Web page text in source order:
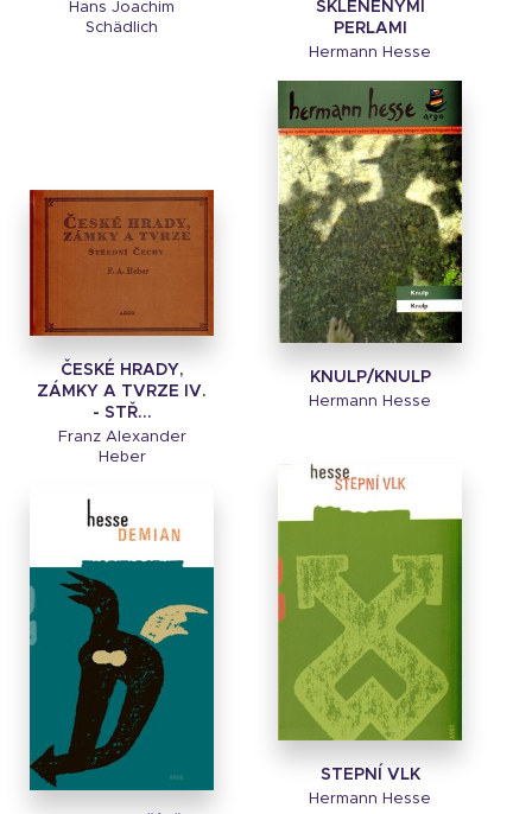
Hans Joachim
Schädlich
SKLENĚNÝMI
PERLAMI
Hermann Hesse
ČESKÉ HRADY,
ZÁMKY A TVRZE IV.
- STŘ...
Franz Alexander
Heber
KNULP/KNULP
Hermann Hesse
STEPNÍ VLK
Hermann Hesse